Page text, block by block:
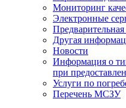
Мониторинг
Электронные
Предварительная
Другая
Новости
Информация о
при
Услуги по
Перечень МСЗУ